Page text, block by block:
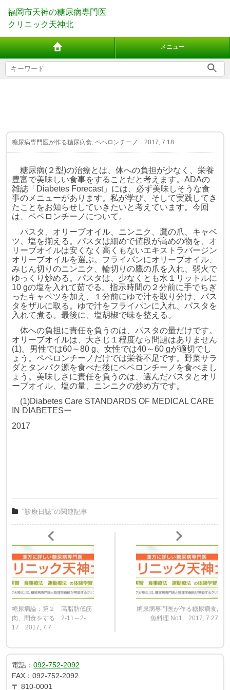
福岡市天神の糖尿病専門医
クリニック天神北
メニュー
糖尿病専門医が作る糖尿病食, ペペロンチーノ 2017, 7.18
糖尿病(２型)の治療とは、体への負担が少なく、栄養
豊富で美味しい食事をすることだと考えます。ADAの
雑誌「Diabetes Forecast」には、必ず美味しそうな食
事のメニューがあります。私が学び、そして実践してき
たこ とをお知らせしていきたいと考えています。今回
は、ペペロンチーノについて。
パスタ、オリーブオイル、ニンニク、鷹の爪、キャベ
ツ、塩を揃える。パスタは細めで値段が高めの物を、オ
リーブオイルは安くなく高くもないエキ ストラバージン
オリーブオイルを選ぶ。 フライパンにオリーブオイル、
みじん切りのニンニク、輪切りの鷹の爪を 入れ、弱火で
ゆっくり炒める。パスタは、少なくとも水１リットルに
10 gの塩を入れて茹でる。指示時間の２分前に手でちぎ
ったキャベツを加え、１分前にゆで汁を取り分け、パス
タをザルに取る。ゆで汁をフライパンに入れ、パス タを
入れて煮る。最後に、塩胡椒で味を整える。
体への負担に責任を負うのは、パスタの量だけです。
オリーブオイルは、 大さじ１程度なら問題はありません
(1)。男性では60～80 g、女性では40～60 gが適切でし
ょう。ペペロンチーノだけでは栄養不足です。野菜サラ
ダと タンパク源を食べた後にペペロンチーノを食べまし
ょう。美味しさに責任を負うのは、選んだパスタとオリ
ーブオイル、塩の量、ニンニクの炒め方です。
(1)Diabetes Care STANDARDS OF MEDICAL CARE
IN DIABETESー
2017
"診療日誌"の関連記事
糖尿病論：第２ 高脂肪低筋
肉、間食をする 2-11～2-
17 2017, 7.7
糖尿病専門医が作る糖尿病食,
魚料理 No1 2017, 7.27
電話：092-752-2092
FAX：092-752-2092
〒810-0001